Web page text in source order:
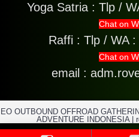
Yoga Satria : Tlp /
Chat on
Raffi : Tlp / WA
Chat on
email :
EO OUTBOUND OFFROAD
ADVENTURE INDONESIA |